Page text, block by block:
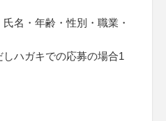
名・年齢・性別・職業・
ハガキでの応募の場合1